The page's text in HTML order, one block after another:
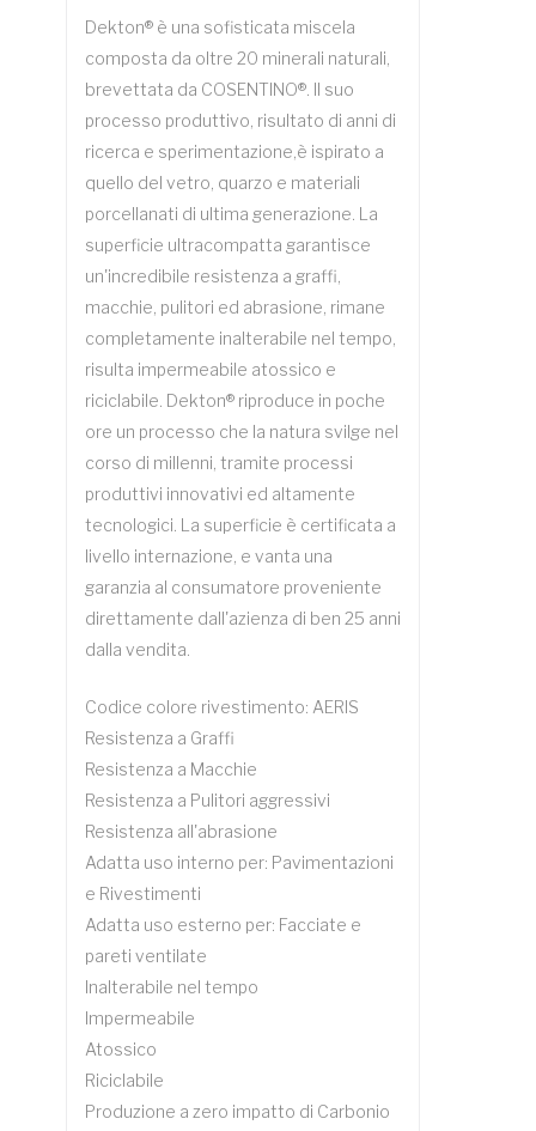
Dekton® è una sofisticata miscela
composta da oltre 20 minerali naturali,
brevettata da COSENTINO®. Il suo
processo produttivo, risultato di anni di
ricerca e sperimentazione,è ispirato a
quello del vetro, quarzo e materiali
porcellanati di ultima generazione. La
superficie ultracompatta garantisce
un'incredibile resistenza a graffi,
macchie, pulitori ed abrasione, rimane
completamente inalterabile nel tempo,
risulta impermeabile atossico e
riciclabile. Dekton® riproduce in poche
ore un processo che la natura svilge nel
corso di millenni, tramite processi
produttivi innovativi ed altamente
tecnologici. La superficie è certificata a
livello internazione, e vanta una
garanzia al consumatore proveniente
direttamente dall'azienza di ben 25 anni
dalla vendita.
Codice colore rivestimento: AERIS
Resistenza a Graffi
Resistenza a Macchie
Resistenza a Pulitori aggressivi
Resistenza all'abrasione
Adatta uso interno per: Pavimentazioni
e Rivestimenti
Adatta uso esterno per: Facciate e
pareti ventilate
Inalterabile nel tempo
Impermeabile
Atossico
Riciclabile
Produzione a zero impatto di Carbonio